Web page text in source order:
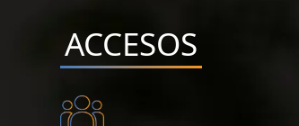
ACCESOS